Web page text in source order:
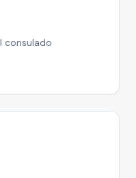
consulado